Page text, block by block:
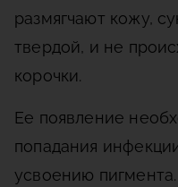
размягчают кожу,
твердой, и не
корочки.
Ее появление
попадания
усвоению